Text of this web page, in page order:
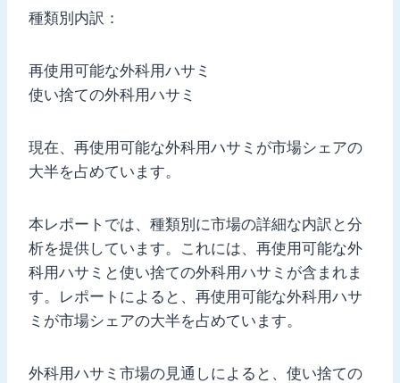
種類別内訳：
再使用可能な外科用ハサミ
使い捨ての外科用ハサミ
現在、再使用可能な外科用ハサミが市場シェアの
大半を占めています。
本レポートでは、種類別に市場の詳細な内訳と分
析を提供しています。これには、再使用可能な外
科用ハサミと使い捨ての外科用ハサミが含まれま
す。レポートによると、再使用可能な外科用ハサ
ミが市場シェアの大半を占めています。
外科用ハサミ市場の見通しによると、使い捨ての